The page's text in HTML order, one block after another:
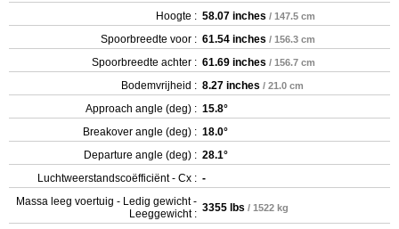
Hoogte : 58.07 inches / 147.5 cm
Spoorbreedte voor : 61.54 inches / 156.3 cm
Spoorbreedte achter : 61.69 inches / 156.7 cm
Bodemvrijheid : 8.27 inches / 21.0 cm
Approach angle (deg) : 15.8°
Breakover angle (deg) : 18.0°
Departure angle (deg) : 28.1°
Luchtweerstandscoëfficiënt - Cx : -
Massa leeg voertuig - Ledig gewicht -
Leeggewicht : 3355 lbs / 1522 kg